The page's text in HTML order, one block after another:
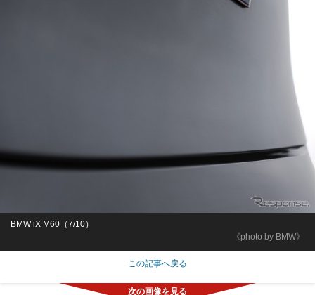
《photo by BMW》
BMW iX M60（7/10）
この記事へ戻る